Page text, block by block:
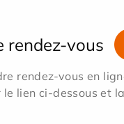
rendez-vous
rendez-vous en
le lien ci-dessous et